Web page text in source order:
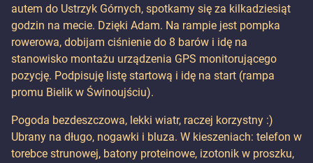
autem do Ustrzyk Górnych, spotkamy się za kilkadziesiąt
godzin na mecie. Dzięki Adam. Na rampie jest pompka
rowerowa, dobijam ciśnienie do 8 barów i idę na
stanowisko montażu urządzenia GPS monitorującego
pozycję. Podpisuję listę startową i idę na start (rampa
promu Bielik w Świnoujściu).
Pogoda bezdeszczowa, lekki wiatr, raczej korzystny :)
Ubrany na długo, nogawki i bluza. W kieszeniach: telefon w
torebce strunowej, batony proteinowe, izotonik w proszku,